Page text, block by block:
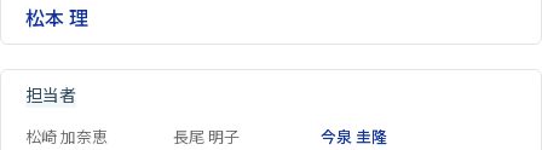
松本 理
担当者
松崎 加奈恵 長尾 明子
今泉 圭隆